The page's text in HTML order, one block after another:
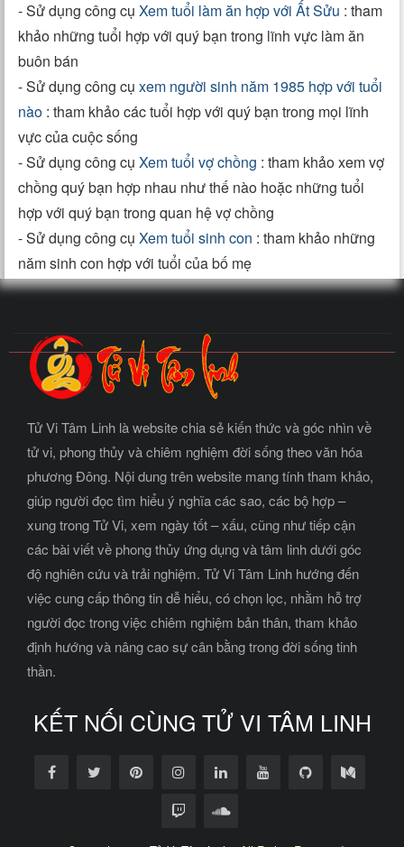
- Sử dụng công cụ Xem tuổi làm ăn hợp với Ất Sửu : tham
khảo những tuổi hợp với quý bạn trong lĩnh vực làm ăn
buôn bán
- Sử dụng công cụ xem người sinh năm 1985 hợp với tuổi
nào : tham khảo các tuổi hợp với quý bạn trong mọi lĩnh
vực của cuộc sống
- Sử dụng công cụ Xem tuổi vợ chồng : tham khảo xem vợ
chồng quý bạn hợp nhau như thế nào hoặc những tuổi
hợp với quý bạn trong quan hệ vợ chồng
- Sử dụng công cụ Xem tuổi sinh con : tham khảo những
năm sinh con hợp với tuổi của bố mẹ
Tử Vi Tâm Linh là website chia sẻ kiến thức và góc nhìn về
tử vi, phong thủy và chiêm nghiệm đời sống theo văn hóa
phương Đông. Nội dung trên website mang tính tham khảo,
giúp người đọc tìm hiểu ý nghĩa các sao, các bộ hợp –
xung trong Tử Vi, xem ngày tốt – xấu, cũng như tiếp cận
các bài viết về phong thủy ứng dụng và tâm linh dưới góc
độ nghiên cứu và trải nghiệm. Tử Vi Tâm Linh hướng đến
việc cung cấp thông tin dễ hiểu, có chọn lọc, nhằm hỗ trợ
người đọc trong việc chiêm nghiệm bản thân, tham khảo
định hướng và nâng cao sự cân bằng trong đời sống tinh
thần.
KẾT NỐI CÙNG TỬ VI TÂM LINH